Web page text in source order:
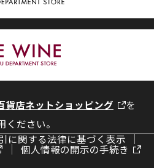
貨店ネットショッピング
を
ください。
に関する法律に基づく表示
個人情報の開示の手続き